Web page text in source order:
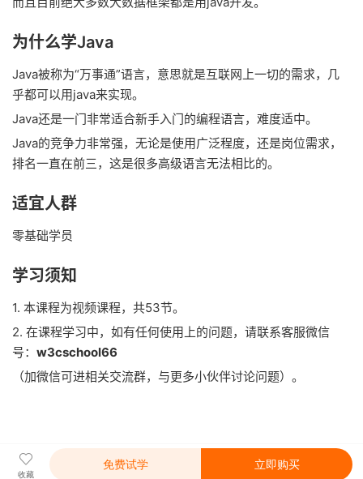
为什么学Java
Java被称为“万事通”语言，意思就是互联网上一切的需求，几
乎都可以用java来实现。
Java还是一门非常适合新手入门的编程语言，难度适中。
Java的竞争力非常强，无论是使用广泛程度，还是岗位需求，
排名一直在前三，这是很多高级语言无法相比的。
适宜人群
零基础学员
学习须知
1. 本课程为视频课程，共53节。
2. 在课程学习中，如有任何使用上的问题，请联系客服微信
号： w3cschool66
（加微信可进相关交流群，与更多小伙伴讨论问题）。
收藏
免费试学 立即购买